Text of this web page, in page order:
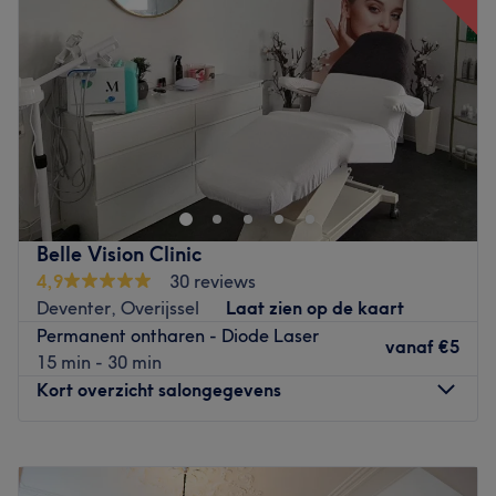
08:00–16:30
Zaterdag
Gesloten
Zondag
Gesloten
Sfeer in de salon: Kwaliteit, expertise en laagdrempelig
Producten: ZO Skin Health & Paula’s Choice
Ervaring: BSc. Huidtherapeuten
Specialiteiten: Huidverbetering en laserontharing
Vervoer: Station Kampen Zuid, ca. 1km
Go to venue
Belle Vision Clinic
4,9
30 reviews
Deventer, Overijssel
Laat zien op de kaart
Permanent ontharen - Diode Laser
15 min - 30 min
vanaf €5
Kort overzicht salongegevens
20:00